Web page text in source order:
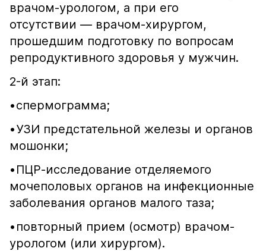
врачом-урологом, а при его
отсутствии — врачом-хирургом,
прошедшим подготовку по вопросам
репродуктивного здоровья у мужчин.
2-й этап:
•​спермограмма;
•​УЗИ предстательной железы и органов
мошонки;
•​ПЦР-исследование отделяемого
мочеполовых органов на инфекционные
заболевания органов малого таза;
•​повторный прием (осмотр) врачом-
урологом (или хирургом).